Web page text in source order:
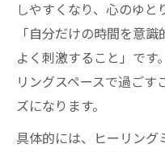
しやすくなり、心のゆ
「自分だけの時間を意
よく刺激すること」で
リングスペースで過ご
ズになります。
具体的には、ヒーリン